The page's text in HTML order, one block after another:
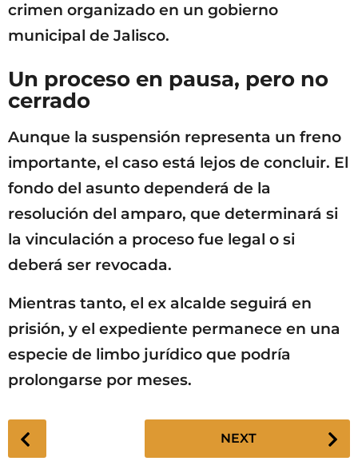
crimen organizado en un gobierno
municipal de Jalisco.
Un proceso en pausa, pero no
cerrado
Aunque la suspensión representa un freno
importante, el caso está lejos de concluir. El
fondo del asunto dependerá de la
resolución del amparo, que determinará si
la vinculación a proceso fue legal o si
deberá ser revocada.
Mientras tanto, el ex alcalde seguirá en
prisión, y el expediente permanece en una
especie de limbo jurídico que podría
prolongarse por meses.
P
o
NEXT